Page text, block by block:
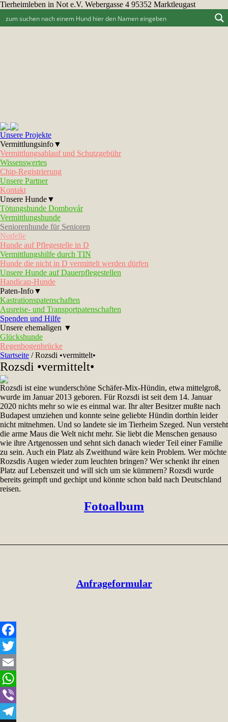
Tierheimleben in Not e.V. Webergasse 4 95352 Marktleugast
Unsere Projekte
Vermittlungsinfo▼
Vermittlungsablauf und Schutzgebühr
Wissenswertes
Chip-Registrierung
Unsere Partner
Kontakt
Unsere Hunde▼
Tötungshunde Dombovár
Vermittlungshunde
Seniorenhunde für Senioren
Notfelle
Hunde auf Pflegestelle in D
Vermittlungshilfe durch TIN
Hunde die nicht in D vermittelt werden dürfen
Unsere Hunde auf Dauerpflegestellen
Handicap-Hunde
Paten-Info▼
Kastrationspatenschaften
Ausreise- und Transportpatenschaften
Spenden und Hilfe
Unsere ehemaligen ▼
Glückshunde
Regenbogenbrücke
Startseite /Rozsdi •vermittelt•
Rozsdi •vermittelt•
Rozsdi ist eine wunderschöne Schäfer-Mix-Hündin, etwa mittelgroß,
wurde im Januar 2013 geboren. Für Rozsdi ist seit dem 14. Januar
2020 nichts mehr so wie es einmal war. Ihr alter Besitzer mußte nach
Budapest umziehen und konnte seine geliebte Hündin dorthin leider
nicht mitnehmen. Und so landete sie im Tierheim Szeged. Nun versteht
die arme Maus die Welt nicht mehr. Sie liebt die Menschen genauso
wie ihre Artgenossen und sehnt sich danach wieder Teil einer Familie
zu sein. Auch ein Platz als Zweithund wäre kein Problem. Wer möchte
Rozsdis Augen wieder zum leuchten bringen? Wer schenkt ihr einen
Platz auf Lebenszeit und will sich um sie kümmern? Rozsdi wurde
bereits geimpft und gechipt und könnte schon bald nach Deutschland
reisen.
Fotoalbum
Anfrageformular
Facebook
Twitter
Email
WhatsApp
Viber